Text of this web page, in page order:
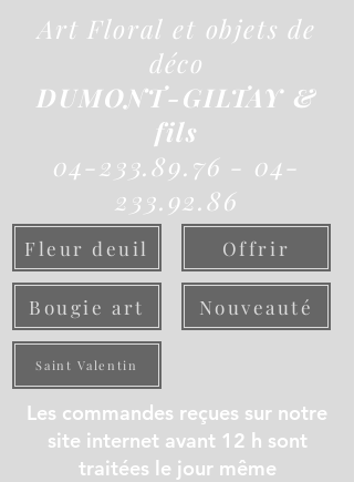
Art Floral et objets de
déco
DUMONT-GILTAY &
fils
04-233.89.76 - 04-
233.92.86
Fleur deuil Offrir
Bougie art Nouveauté
Saint Valentin
Les commandes reçues sur notre
site internet avant 12 h sont
traitées le jour même